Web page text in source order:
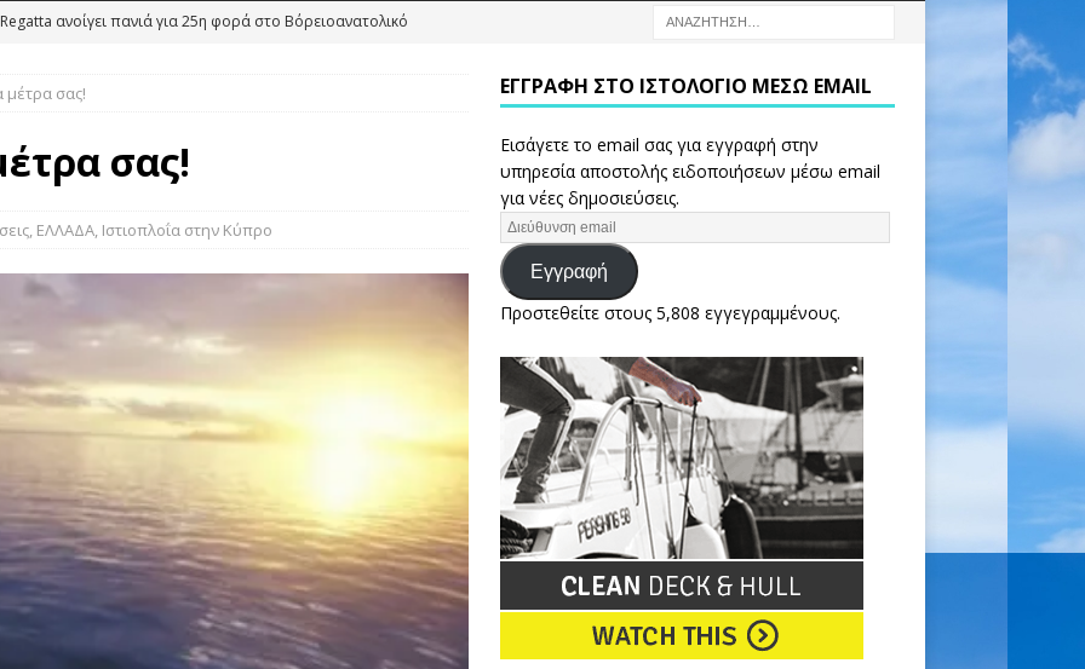
ανοίγει πανιά για 25η φορά στο Βόρειοανατολικό
ΓΙΑ ΤΑ ΕΛΛΗΝΙΚΑ ΠΑΝΙΑ ΣΤΟ ΠΑΓΚΟΣΜΙΟ ΠΡΩΤΑΘΛΗΜΑ ILCA 4
ΠΕΡΙΜΕΝΕΙ ΤΟΥΣ ΕΛΛΗΝΕΣ ΙΣΤΙΟΠΛΟΟΥΣ ΣΤΟ ΕΥΡΩΠΑΪΚΟ
ΚΑΙ 293 PLUS ΤΗΣ ΠΟΛΩΝΙΑΣ
ΕΙΔΉΣΕΙΣ
«Pega» και «Garbis» κέρδισαν και τον…Αίολο στην
παιχνίδι και γιορτινή ατμόσφαιρα στην πρώτη ημέρα του
μέτρα σας!
σας!
, ΕΛΛΑΔΑ, Ιστιοπλοΐα στην Κύπρο
ΕΓΓΡΑΦΉ ΣΤΟ ΙΣΤΟΛΌΓΙΟ ΜΈΣΩ EMAIL
Εισάγετε το email σας για εγγραφή στην
υπηρεσία αποστολής ειδοποιήσεων μέσω email
για νέες δημοσιεύσεις.
Εγγραφή
Προστεθείτε στους 5,808 εγγεγραμμένους.